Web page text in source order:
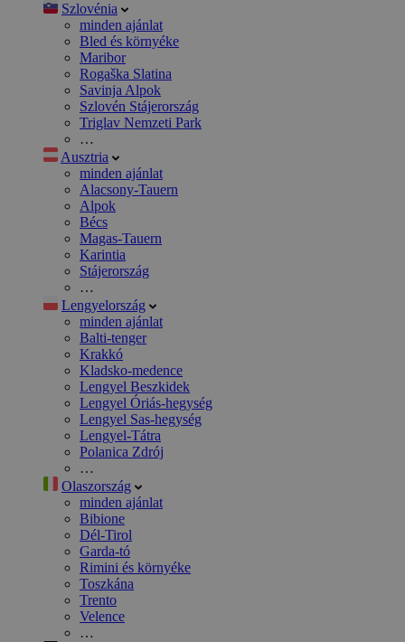
Szlovénia
minden ajánlat
Bled és környéke
Maribor
Rogaška Slatina
Savinja Alpok
Szlovén Stájerország
Triglav Nemzeti Park
…
Ausztria
minden ajánlat
Alacsony-Tauern
Alpok
Bécs
Magas-Tauern
Karintia
Stájerország
…
Lengyelország
minden ajánlat
Balti-tenger
Krakkó
Kladsko-medence
Lengyel Beszkidek
Lengyel Óriás-hegység
Lengyel Sas-hegység
Lengyel-Tátra
Polanica Zdrój
…
Olaszország
minden ajánlat
Bibione
Dél-Tirol
Garda-tó
Rimini és környéke
Toszkána
Trento
Velence
…